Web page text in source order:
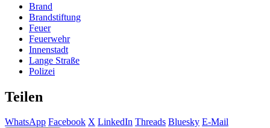
Brand
Brandstiftung
Feuer
Feuerwehr
Innenstadt
Lange Straße
Polizei
Teilen
WhatsApp Facebook X LinkedIn Threads Bluesky E-Mail